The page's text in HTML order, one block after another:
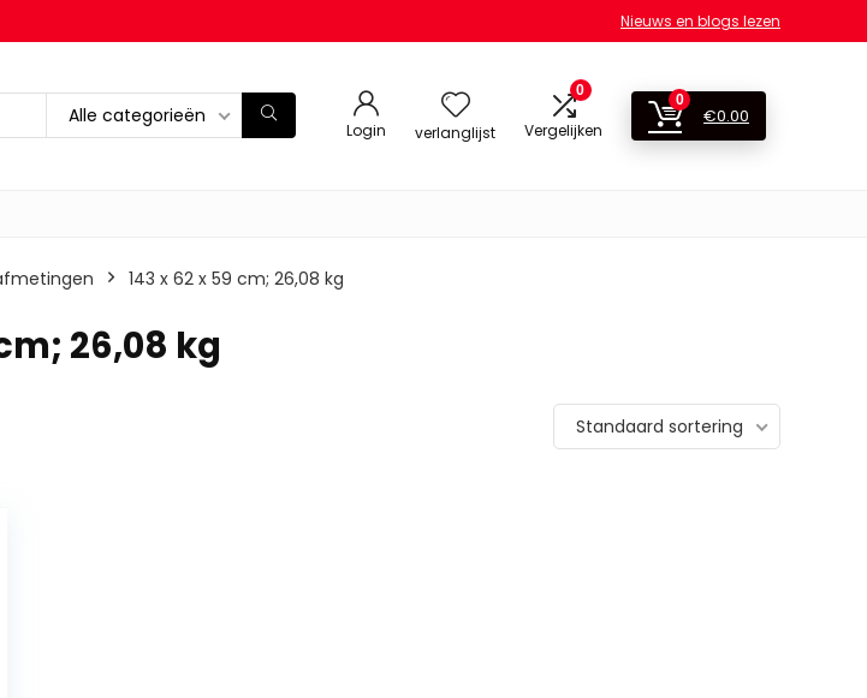
Nieuws en blogs lezen
Alle categorieën
Login verlanglijst
0
Vergelijken
0
€0.00
‎143 x 62 x 59 cm; 26,08 kg
26,08 kg
Standaard sortering